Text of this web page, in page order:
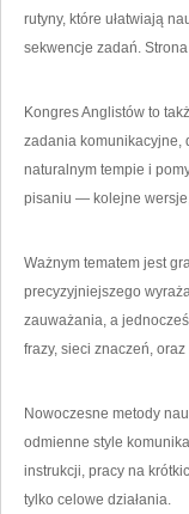
rutyny, które ułatwiają
sekwencje zadań.
Kongres Anglistów to
zadania komunikacyjne,
naturalnym tempie i
pisaniu — kolejne
Ważnym tematem jest
precyzyjniejszego
zauważania, a
frazy, sieci znaczeń,
Nowoczesne metody
odmienne style
instrukcji, pracy na
tylko celowe działania.